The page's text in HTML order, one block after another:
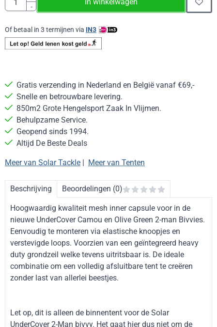
-
Of betaal in 3 termijnen via IN3
Gratis verzending in Nederland en België vanaf €69,-
Snelle en betrouwbare levering.
850m2 Grote Hengelsport Zaak In Vlijmen.
Behulpzame Service.
Geopend sinds 1994.
Altijd De Beste Deals
Meer van Solar Tackle | Meer van Tenten
Beschrijving Beoordelingen (0)
Hoogwaardig kwaliteit mesh inner capsule voor in de
nieuwe UnderCover Camou en Olive Green 2-man Bivvies.
Eenvoudig te monteren via elastische knoopjes en
verstevigde loops. Voorzien van een geïntegreerd heavy
duty grondzeil welke tevens uitritsbaar is. De ideale
combinatie om een volledig afsluitbare tent te creëren
zonder last van allerlei beestjes.
Let op, dit is alleen de binnentent voor de Solar
UnderCover 2-Man bivvy. Het gaat hier dus niet om de